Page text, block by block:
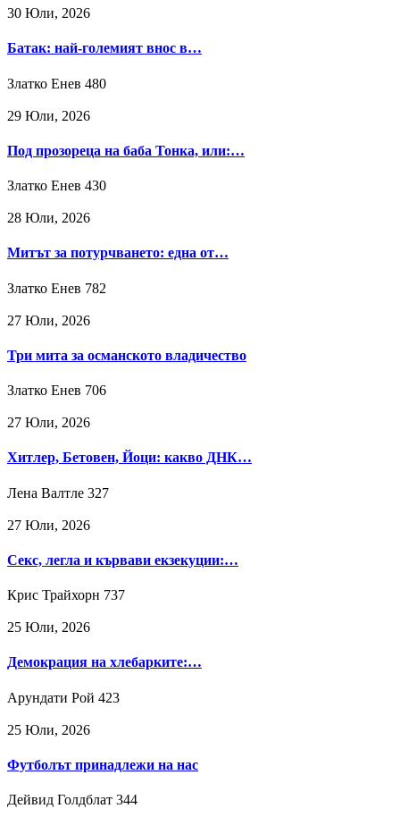
30 Юли, 2026
Батак: най-големият внос в…
Златко Енев 480
29 Юли, 2026
Под прозореца на баба Тонка, или:…
Златко Енев 430
28 Юли, 2026
Митът за потурчването: една от…
Златко Енев 782
27 Юли, 2026
Три мита за османското владичество
Златко Енев 706
27 Юли, 2026
Хитлер, Бетовен, Йоци: какво ДНК…
Лена Валтле 327
27 Юли, 2026
Секс, легла и кървави екзекуции:…
Крис Трайхорн 737
25 Юли, 2026
Демокрация на хлебарките:…
Арундати Рой 423
25 Юли, 2026
Футболът принадлежи на нас
Дейвид Голдблат 344